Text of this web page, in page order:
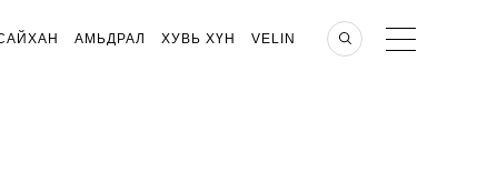
АМЬДРАЛ ХУВЬ ХҮН VELIN